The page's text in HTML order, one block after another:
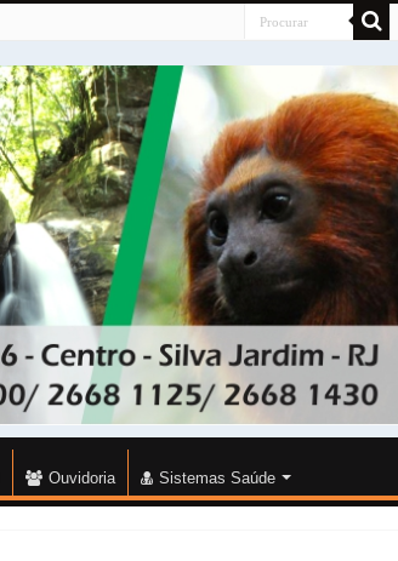
Ouvidoria Sistemas Saúde